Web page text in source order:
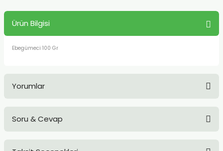
Ürün Bilgisi
Ebegümeci 100 Gr
Yorumlar
Soru & Cevap